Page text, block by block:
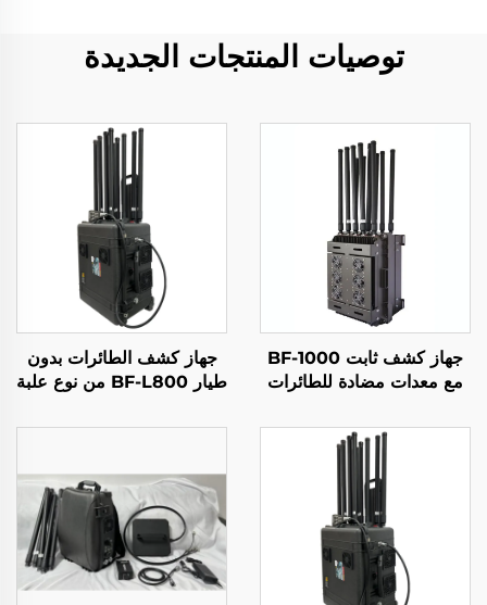
توصيات المنتجات الجديدة
جهاز كشف ثابت BF-1000
مع معدات مضادة للطائرات
جهاز كشف الطائرات بدون
طيار BF-L800 من نوع علبة